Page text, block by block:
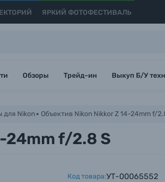
ЯРКИЙ ФОТОФЕСТИВАЛЬ
Обзоры Трейд-ин Выкуп Б/У
для Nikon Объектив Nikon Nikkor Z 14-24mm f/
24mm f/2.8 S
Код товара:УТ-00065552